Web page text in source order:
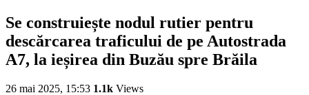
Se construiește nodul rutier pentru
descărcarea traficului de pe Autostrada
A7, la ieșirea din Buzău spre Brăila
26 mai 2025, 15:53 1.1k Views